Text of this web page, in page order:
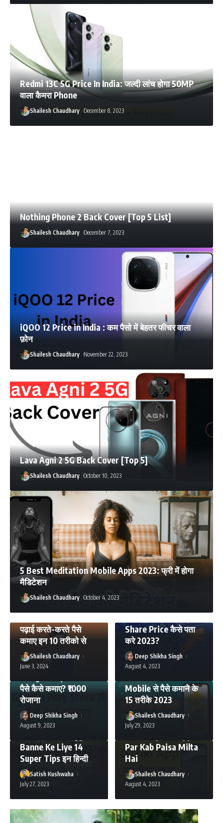
Redmi 13C 5G Price In India: जल्दी लांच होगा 50MP
वाला कैमरा Phone
Shailesh Chaudhary December 8, 2023
Nothing Phone 2 Back Cover [Top 5 List]
Shailesh Chaudhary December 7, 2023
iQOO 12 Price in India : कम पैसो में बेहतर फीचर वाला
फ़ोन
Shailesh Chaudhary November 22, 2023
Lava Agni 2 5G Back Cover [Top 5]
Shailesh Chaudhary October 10, 2023
5 Best Meditation Mobile Apps 2023: फ्री में होगा
मैडिटेशन
Shailesh Chaudhary October 4, 2023
MAKEMONEY
पढ़ाई करते-करते पैसे
कमाए इन 10 तरीको से
Shailesh Chaudhary
June 3, 2024
TECHNOLOGY
Share Price कैसे पता
करे 2023?
Deep Shikha Singh
August 4, 2023
MAKEMONEY
पैसे कैसे कमाए? ₹1000
रोजाना
Deep Shikha Singh
August 9, 2023
Mobile से पैसे कमाने के
15 तरीके 2023
Shailesh Chaudhary
July 29, 2023
BLOGGING
MAKEMONEY
Banne Ke Liye 14
Super Tips इन हिन्दी
Satish Kushwaha
July 27, 2023
ANDROID APPS
Tikki App पर पैसा कब
Par Kab Paisa Milta
Hai
Shailesh Chaudhary
August 4, 2023